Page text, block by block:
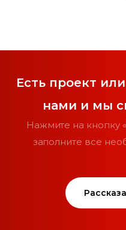
Есть проект
нами и мы
Нажмите на кнопку
заполните все